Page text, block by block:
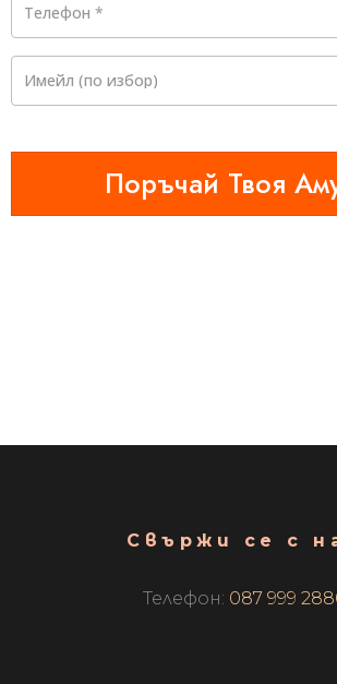
Телефон *
Имейл (по избор)
Поръчай Твоя
Свържи се с
Телефон: 087 999